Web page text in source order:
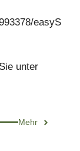
easyS
unter
Mehr